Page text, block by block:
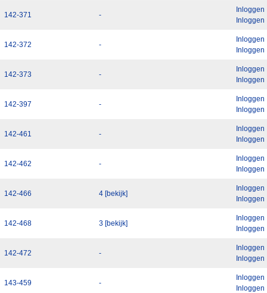
142-371 -
Inloggen
Inloggen
142-372 -
Inloggen
Inloggen
142-373 -
Inloggen
Inloggen
142-397 -
Inloggen
Inloggen
142-461 -
Inloggen
Inloggen
142-462 -
Inloggen
Inloggen
142-466 4 [bekijk]
Inloggen
Inloggen
142-468 3 [bekijk]
Inloggen
Inloggen
142-472 -
Inloggen
Inloggen
143-459 -
Inloggen
Inloggen